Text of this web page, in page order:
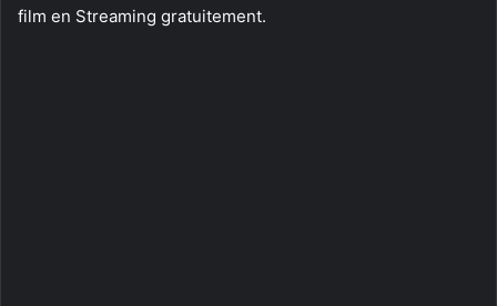
film en Streaming gratuitement.